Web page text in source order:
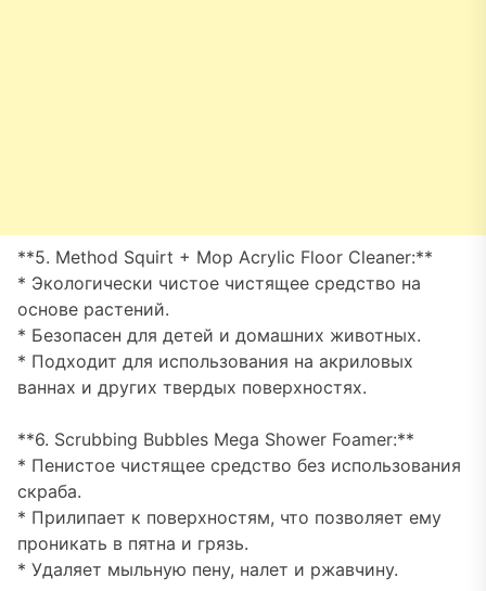
**5. Method Squirt + Mop Acrylic Floor Cleaner:**
* Экологически чистое чистящее средство на
основе растений.
* Безопасен для детей и домашних животных.
* Подходит для использования на акриловых
ваннах и других твердых поверхностях.
**6. Scrubbing Bubbles Mega Shower Foamer:**
* Пенистое чистящее средство без использования
скраба.
* Прилипает к поверхностям, что позволяет ему
проникать в пятна и грязь.
* Удаляет мыльную пену, налет и ржавчину.